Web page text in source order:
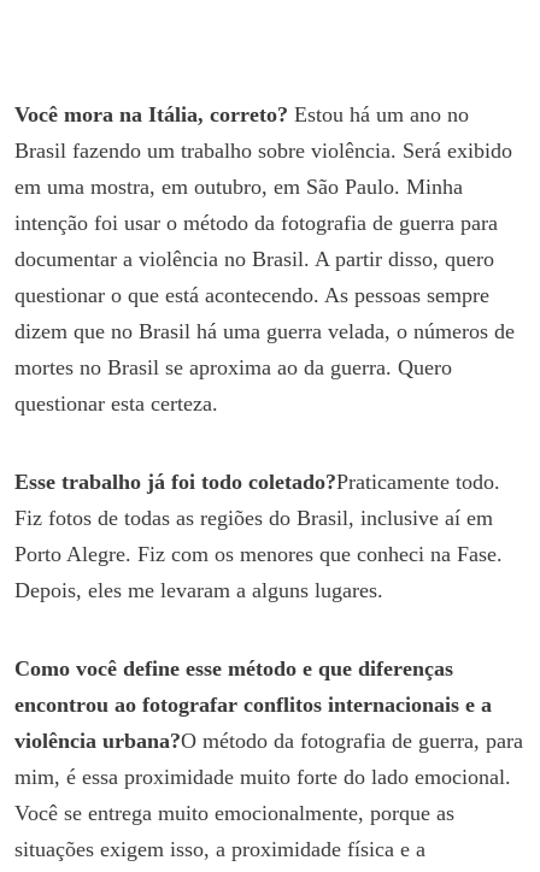
Você mora na Itália, correto? Estou há um ano no
Brasil fazendo um trabalho sobre violência. Será exibido
em uma mostra, em outubro, em São Paulo. Minha
intenção foi usar o método da fotografia de guerra para
documentar a violência no Brasil. A partir disso, quero
questionar o que está acontecendo. As pessoas sempre
dizem que no Brasil há uma guerra velada, o números de
mortes no Brasil se aproxima ao da guerra. Quero
questionar esta certeza.
Esse trabalho já foi todo coletado?Praticamente todo.
Fiz fotos de todas as regiões do Brasil, inclusive aí em
Porto Alegre. Fiz com os menores que conheci na Fase.
Depois, eles me levaram a alguns lugares.
Como você define esse método e que diferenças
encontrou ao fotografar conflitos internacionais e a
violência urbana?O método da fotografia de guerra, para
mim, é essa proximidade muito forte do lado emocional.
Você se entrega muito emocionalmente, porque as
situações exigem isso, a proximidade física e a